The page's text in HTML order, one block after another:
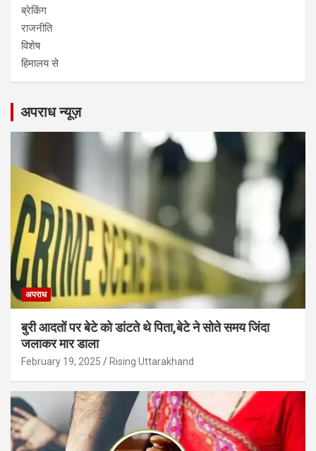
ब्रेकिंग
राजनीति
विशेष
हिमालय से
अपराध न्यूज़
अपराध
बुरी आदतों पर बेटे को डांटते थे पिता,बेटे ने सोते समय जिंदा
जलाकर मार डाला
February 19, 2025 Rising Uttarakhand